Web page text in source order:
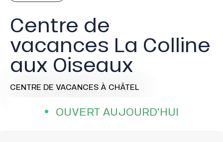
Centre de
vacances La Colline
aux Oiseaux
CENTRE DE VACANCES À CHÂTEL
OUVERT AUJOURD'HUI